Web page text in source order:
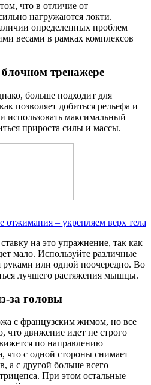
что в отличие от
нагружаются локти.
определенных проблем
весами в рамках комплексов
тренажере
больше подходит для
позволяет добиться рельефа и
использовать максимальный
прироста силы и массы.
– укрепляем верх тела
на это упражнение, так как
мало. Используйте различные
руками или одной поочередно. Во
лучшего растяжения мышцы.
за головы
с французским жимом, но все
что движение идет не строго
по направлению
что с одной стороны снимает
а с другой больше всего
При этом остальные